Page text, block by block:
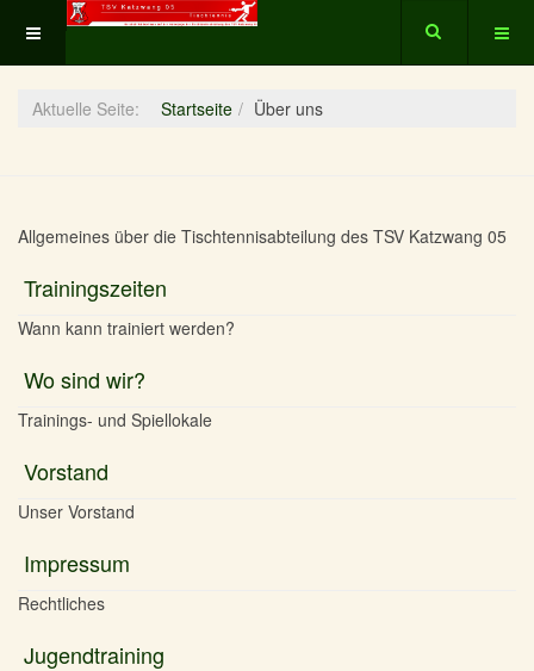
Aktuelle Seite: Startseite Über uns
Allgemeines über die Tischtennisabteilung des TSV Katzwang 05
Trainingszeiten
Wann kann trainiert werden?
Wo sind wir?
Trainings- und Spiellokale
Vorstand
Unser Vorstand
Impressum
Rechtliches
Jugendtraining